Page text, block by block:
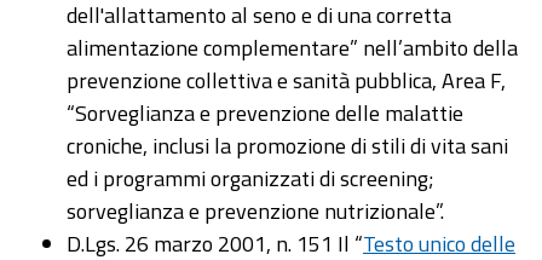
dell'allattamento al seno e di una corretta
alimentazione complementare” nell’ambito della
prevenzione collettiva e sanità pubblica, Area F,
“Sorveglianza e prevenzione delle malattie
croniche, inclusi la promozione di stili di vita sani
ed i programmi organizzati di screening;
sorveglianza e prevenzione nutrizionale”.
D.Lgs. 26 marzo 2001, n. 151 Il “Testo unico delle